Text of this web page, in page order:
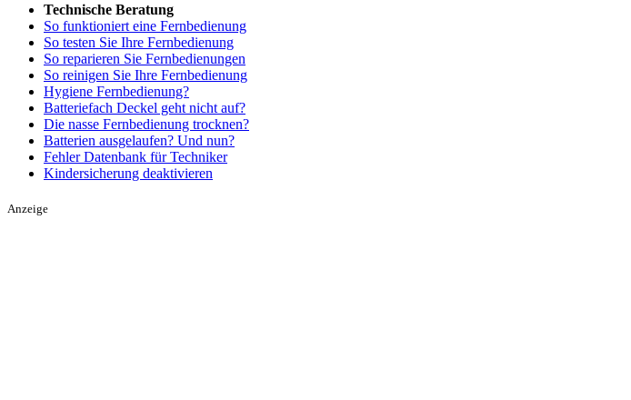
Technische Beratung
So funktioniert eine Fernbedienung
So testen Sie Ihre Fernbedienung
So reparieren Sie Fernbedienungen
So reinigen Sie Ihre Fernbedienung
Hygiene Fernbedienung?
Batteriefach Deckel geht nicht auf?
Die nasse Fernbedienung trocknen?
Batterien ausgelaufen? Und nun?
Fehler Datenbank für Techniker
Kindersicherung deaktivieren
Anzeige